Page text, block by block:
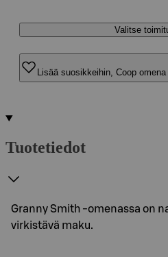
Valitse
Lisää suosikkeihin, Coop
Tuotetiedot
Granny Smith -omenassa on
virkistävä maku.